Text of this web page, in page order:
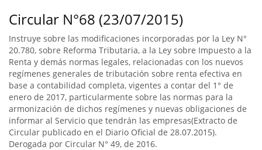
Circular N°68 (23/07/2015)
Instruye sobre las modificaciones incorporadas por la Ley N°
20.780, sobre Reforma Tributaria, a la Ley sobre Impuesto a la
Renta y demás normas legales, relacionadas con los nuevos
regímenes generales de tributación sobre renta efectiva en
base a contabilidad completa, vigentes a contar del 1° de
enero de 2017, particularmente sobre las normas para la
armonización de dichos regímenes y nuevas obligaciones de
informar al Servicio que tendrán las empresas(Extracto de
Circular publicado en el Diario Oficial de 28.07.2015).
Derogada por Circular N° 49, de 2016.